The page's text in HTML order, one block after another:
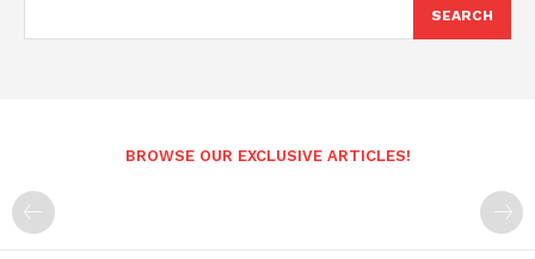
SEARCH
BROWSE OUR EXCLUSIVE ARTICLES!